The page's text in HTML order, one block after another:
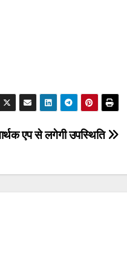
एप से लगेगी उपस्थिति